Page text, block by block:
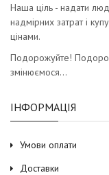
Наша ціль - надати
надмірних затрат і
цінами.
Подорожуйте!
змінюємося…
ІНФОРМАЦІЯ
Умови оплати
Доставки